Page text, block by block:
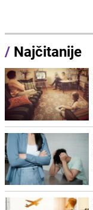
/ Najčitanije